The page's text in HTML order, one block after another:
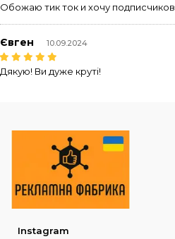
Обожаю тик ток и хочу подписчиков
Євген 10.09.2024
Дякую! Ви дуже круті!
Instagram